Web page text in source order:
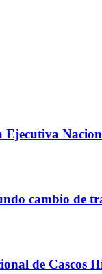
cambio de
de Cascos